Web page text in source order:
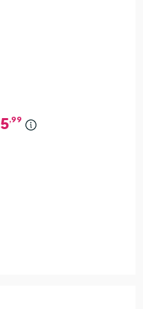
5,99